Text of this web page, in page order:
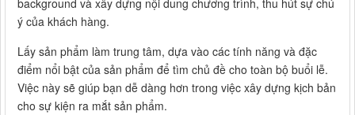
background và xây dựng nội dung chương trình, thu hút sự chú
ý của khách hàng.
Lấy sản phẩm làm trung tâm, dựa vào các tính năng và đặc
điểm nổi bật của sản phẩm để tìm chủ đề cho toàn bộ buổi lễ.
Việc này sẽ giúp bạn dễ dàng hơn trong việc xây dựng kịch bản
cho sự kiện ra mắt sản phẩm.